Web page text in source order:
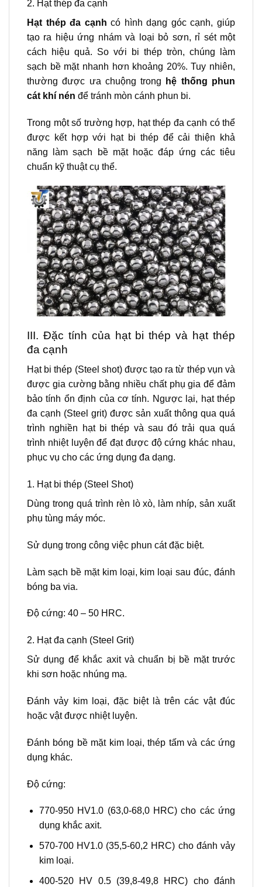
2. Hạt thép đa cạnh
Hạt thép đa cạnh có hình dạng góc cạnh, giúp
tạo ra hiệu ứng nhám và loại bỏ sơn, rỉ sét một
cách hiệu quả. So với bi thép tròn, chúng làm
sạch bề mặt nhanh hơn khoảng 20%. Tuy nhiên,
thường được ưa chuộng trong
hệ thống phun
cát khí nén để tránh mòn cánh phun bi.
Trong một số trường hợp, hạt thép đa cạnh có thể
được kết hợp với hạt bi thép để cải thiện khả
năng làm sạch bề mặt hoặc đáp ứng các tiêu
chuẩn kỹ thuật cụ thể.
III. Đặc tính của hạt bi thép và hạt thép
đa cạnh
Hạt bi thép (Steel shot) được tạo ra từ thép vụn và
được gia cường bằng nhiều chất phụ gia để đảm
bảo tính ổn định của cơ tính. Ngược lại, hạt thép
đa cạnh (Steel grit) được sản xuất thông qua quá
trình nghiền hạt bi thép và sau đó trải qua quá
trình nhiệt luyện để đạt được độ cứng khác nhau,
phục vụ cho các ứng dụng đa dạng.
1. Hạt bi thép (Steel Shot)
Dùng trong quá trình rèn lò xò, làm nhíp, sản xuất
phụ tùng máy móc.
Sử dụng trong công việc phun cát đặc biệt.
Làm sạch bề mặt kim loại, kim loại sau đúc, đánh
bóng ba via.
Độ cứng: 40 – 50 HRC.
2. Hạt đa cạnh (Steel Grit)
Sử dụng để khắc axit và chuẩn bị bề mặt trước
khi sơn hoặc nhúng mạ.
Đánh vảy kim loại, đặc biệt là trên các vật đúc
hoặc vật được nhiệt luyện.
Đánh bóng bề mặt kim loại, thép tấm và các ứng
dụng khác.
Độ cứng:
770-950 HV1.0 (63,0-68,0 HRC) cho các ứng
dụng khắc axit.
570-700 HV1.0 (35,5-60,2 HRC) cho đánh vảy
kim loại.
400-520 HV 0.5 (39,8-49,8 HRC) cho đánh